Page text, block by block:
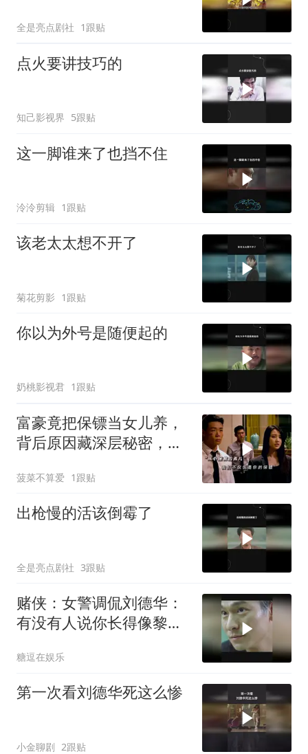
全是亮点剧社 1跟贴
点火要讲技巧的
知己影视界 5跟贴
这一脚谁来了也挡不住
泠泠剪辑 1跟贴
该老太太想不开了
菊花剪影 1跟贴
你以为外号是随便起的
奶桃影视君 1跟贴
富豪竟把保镖当女儿养，
背后原因藏深层秘密，真
菠菜不算爱 1跟贴
出枪慢的活该倒霉了
全是亮点剧社 3跟贴
赌侠：女警调侃刘德华：
有没有人说你长得像黎
糖逗在娱乐
第一次看刘德华死这么惨
小金聊剧 2跟贴